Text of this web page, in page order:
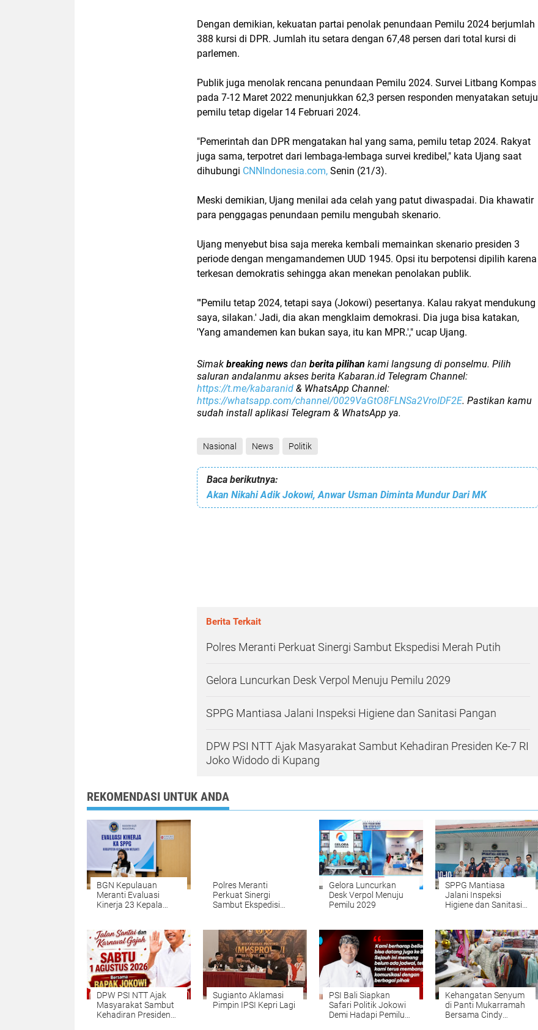
Dengan demikian, kekuatan partai penolak penundaan Pemilu 2024 berjumlah
388 kursi di DPR. Jumlah itu setara dengan 67,48 persen dari total kursi di
parlemen.
Publik juga menolak rencana penundaan Pemilu 2024. Survei Litbang Kompas
pada 7-12 Maret 2022 menunjukkan 62,3 persen responden menyatakan setuju
pemilu tetap digelar 14 Februari 2024.
"Pemerintah dan DPR mengatakan hal yang sama, pemilu tetap 2024. Rakyat
juga sama, terpotret dari lembaga-lembaga survei kredibel," kata Ujang saat
dihubungi CNNIndonesia.com, Senin (21/3).
Meski demikian, Ujang menilai ada celah yang patut diwaspadai. Dia khawatir
para penggagas penundaan pemilu mengubah skenario.
Ujang menyebut bisa saja mereka kembali memainkan skenario presiden 3
periode dengan mengamandemen UUD 1945. Opsi itu berpotensi dipilih karena
terkesan demokratis sehingga akan menekan penolakan publik.
"'Pemilu tetap 2024, tetapi saya (Jokowi) pesertanya. Kalau rakyat mendukung
saya, silakan.' Jadi, dia akan mengklaim demokrasi. Dia juga bisa katakan,
'Yang amandemen kan bukan saya, itu kan MPR.'," ucap Ujang.
Simak breaking news dan berita pilihan kami langsung di ponselmu. Pilih
saluran andalanmu akses berita Kabaran.id Telegram Channel:
https://t.me/kabaranid & WhatsApp Channel:
https://whatsapp.com/channel/0029VaGtO8FLNSa2VroIDF2E. Pastikan kamu
sudah install aplikasi Telegram & WhatsApp ya.
Nasional News Politik
Baca berikutnya:
Akan Nikahi Adik Jokowi, Anwar Usman Diminta Mundur Dari MK
Berita Terkait
Polres Meranti Perkuat Sinergi Sambut Ekspedisi Merah Putih
Gelora Luncurkan Desk Verpol Menuju Pemilu 2029
SPPG Mantiasa Jalani Inspeksi Higiene dan Sanitasi Pangan
DPW PSI NTT Ajak Masyarakat Sambut Kehadiran Presiden Ke-7 RI
Joko Widodo di Kupang
REKOMENDASI UNTUK ANDA
BGN Kepulauan
Meranti Evaluasi
Kinerja 23 Kepala
Polres Meranti
Perkuat Sinergi
Sambut Ekspedisi
Gelora Luncurkan
Desk Verpol Menuju
Pemilu 2029
SPPG Mantiasa
Jalani Inspeksi
Higiene dan Sanitasi
DPW PSI NTT Ajak
Masyarakat Sambut
Kehadiran Presiden
Sugianto Aklamasi
Pimpin IPSI Kepri Lagi
PSI Bali Siapkan
Safari Politik Jokowi
Demi Hadapi Pemilu
Kehangatan Senyum
di Panti Mukarramah
Bersama Cindy